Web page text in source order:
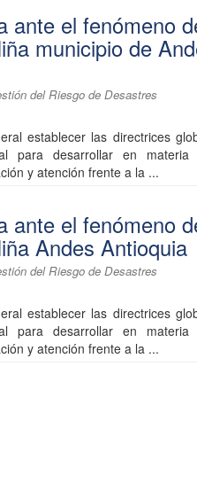
ante el fenómeno
municipio de
del Riesgo de Desastres
establecer las directrices
para desarrollar en materia
y atención frente a la ...
ante el fenómeno
Andes Antioquia
del Riesgo de Desastres
establecer las directrices
para desarrollar en materia
y atención frente a la ...